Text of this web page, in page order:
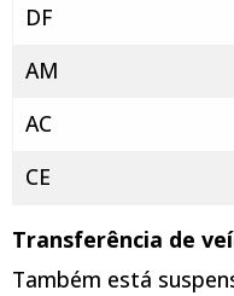
DF
AM
AC
CE
Transferência de
Também está